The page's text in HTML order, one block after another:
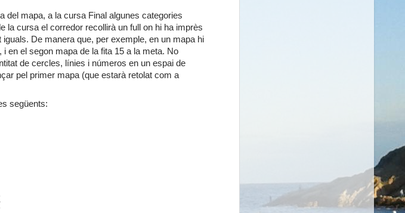
del mapa, a la cursa Final algunes categories
la cursa el corredor recollirà un full on hi ha imprès
De manera que, per exemple, en un mapa hi
i en el segon mapa de la fita 15 a la meta. No
de cercles, línies i números en un espai de
pel primer mapa (que estarà retolat com a
següents: